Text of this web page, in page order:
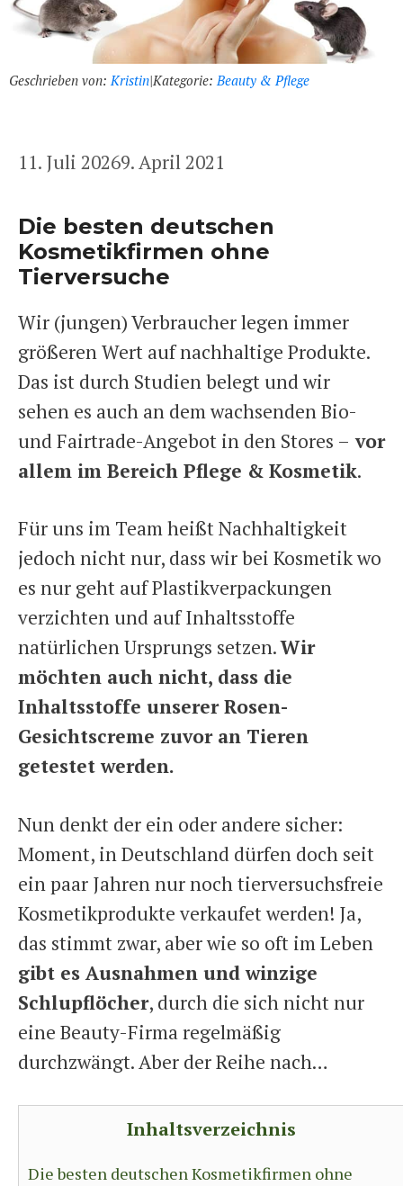
Geschrieben von:Kristin|Kategorie:Beauty & Pflege
11. Juli 20269. April 2021
Die besten deutschen
Kosmetikfirmen ohne
Tierversuche
Wir (jungen) Verbraucher legen immer
größeren Wert auf nachhaltige Produkte.
Das ist durch Studien belegt und wir
sehen es auch an dem wachsenden Bio-
und Fairtrade-Angebot in den Stores – vor
allem im Bereich Pflege & Kosmetik.
Für uns im Team heißt Nachhaltigkeit
jedoch nicht nur, dass wir bei Kosmetik wo
es nur geht auf Plastikverpackungen
verzichten und auf Inhaltsstoffe
natürlichen Ursprungs setzen.Wir
möchten auch nicht, dass die
Inhaltsstoffe unserer Rosen-
Gesichtscreme zuvor an Tieren
getestet werden.
Nun denkt der ein oder andere sicher:
Moment, in Deutschland dürfen doch seit
ein paar Jahren nur noch tierversuchsfreie
Kosmetikprodukte verkaufet werden! Ja,
das stimmt zwar, aber wie so oft im Leben
gibt es Ausnahmen und winzige
Schlupflöcher, durch die sich nicht nur
eine Beauty-Firma regelmäßig
durchzwängt. Aber der Reihe nach…
Inhaltsverzeichnis
Die besten deutschen Kosmetikfirmen ohne